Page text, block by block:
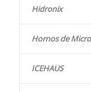
Hidronix
Hornos de
ICEHAUS